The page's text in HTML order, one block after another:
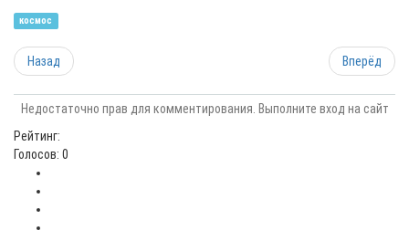
космос
Назад Вперёд
Недостаточно прав для комментирования. Выполните вход на сайт
Рейтинг:
Голосов: 0